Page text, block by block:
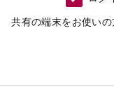
共有の端末をお使い